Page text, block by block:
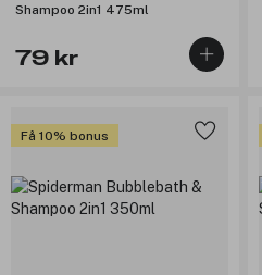
Shampoo 2in1 475ml
79 kr
Få 10% bonus